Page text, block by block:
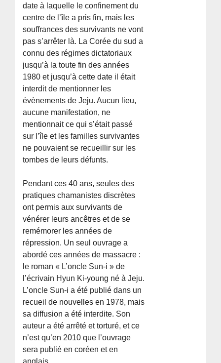
date à laquelle le confinement du
centre de l’île a pris fin, mais les
souffrances des survivants ne vont
pas s’arrêter là. La Corée du sud a
connu des régimes dictatoriaux
jusqu’à la toute fin des années
1980 et jusqu’à cette date il était
interdit de mentionner les
évènements de Jeju. Aucun lieu,
aucune manifestation, ne
mentionnait ce qui s’était passé
sur l’île et les familles survivantes
ne pouvaient se recueillir sur les
tombes de leurs défunts.
Pendant ces 40 ans, seules des
pratiques chamanistes discrètes
ont permis aux survivants de
vénérer leurs ancêtres et de se
remémorer les années de
répression. Un seul ouvrage a
abordé ces années de massacre :
le roman « L’oncle Sun-i » de
l’écrivain Hyun Ki-young né à Jeju.
L’oncle Sun-i a été publié dans un
recueil de nouvelles en 1978, mais
sa diffusion a été interdite. Son
auteur a été arrêté et torturé, et ce
n’est qu’en 2010 que l’ouvrage
sera publié en coréen et en